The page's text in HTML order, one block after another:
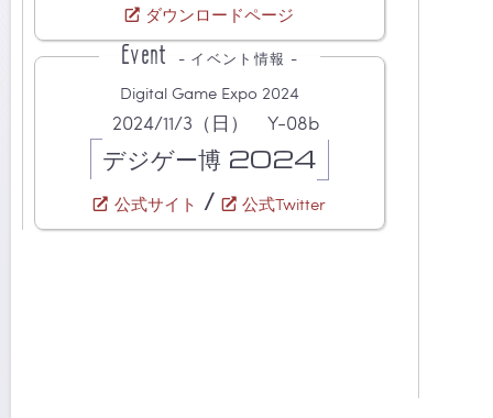
ダウンロードページ
Event - イベント情報 -
Digital Game Expo 2024
2024/11/3（日） Y-08b
デジゲー博 2024
公式サイト / 公式Twitter